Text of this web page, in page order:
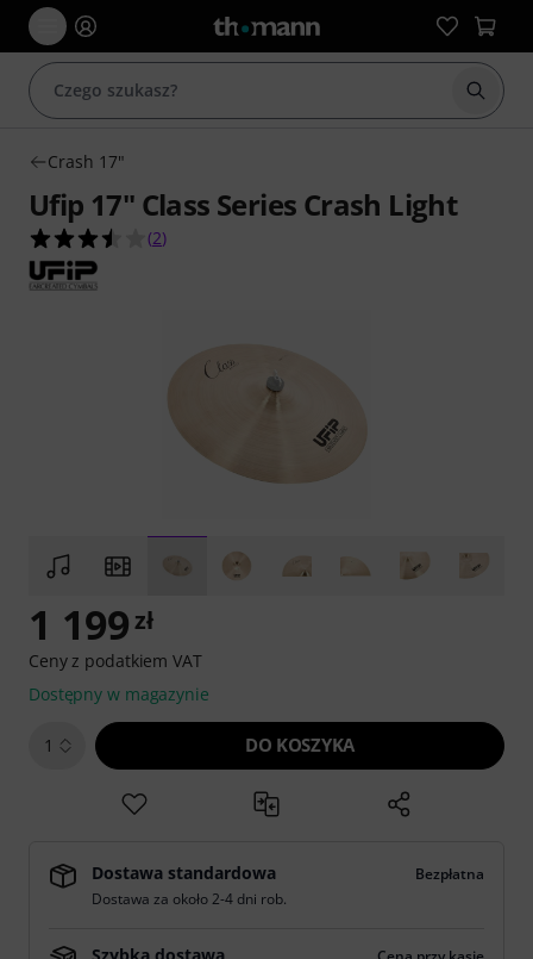
Crash 17"
Ufip 17" Class Series Crash Light
3.5 na 5 gwiazdek z 2 ocen klientów
(2)
1 199zł
Ceny z podatkiem VAT
Dostępny w magazynie
1 DO KOSZYKA
Dostawa standardowa
Bezpłatna
Dostawa za około 2-4 dni rob.